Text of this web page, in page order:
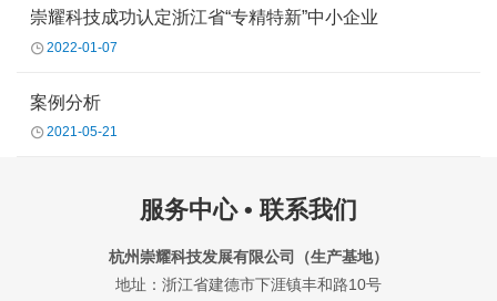
崇耀科技成功认定浙江省“专精特新”中小企业
2022-01-07
案例分析
2021-05-21
服务中心 • 联系我们
杭州崇耀科技发展有限公司（生产基地）
地址：浙江省建德市下涯镇丰和路10号